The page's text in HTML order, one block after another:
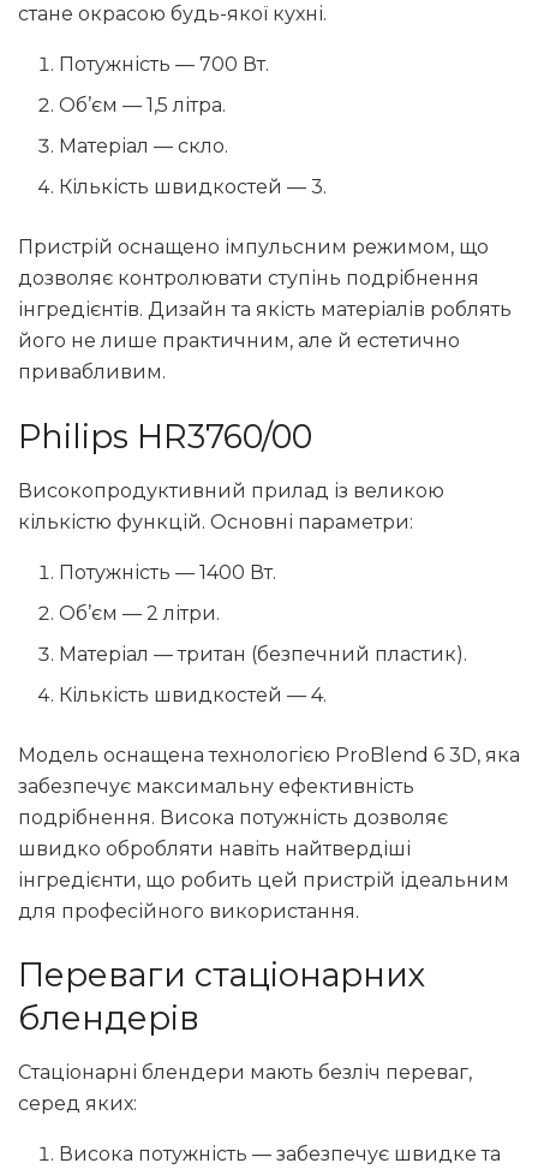
стане окрасою будь-якої кухні.
Потужність — 700 Вт.
Об’єм — 1,5 літра.
Матеріал — скло.
Кількість швидкостей — 3.
Пристрій оснащено імпульсним режимом, що
дозволяє контролювати ступінь подрібнення
інгредієнтів. Дизайн та якість матеріалів роблять
його не лише практичним, але й естетично
привабливим.
Philips HR3760/00
Високопродуктивний прилад із великою
кількістю функцій. Основні параметри:
Потужність — 1400 Вт.
Об’єм — 2 літри.
Матеріал — тритан (безпечний пластик).
Кількість швидкостей — 4.
Модель оснащена технологією ProBlend 6 3D, яка
забезпечує максимальну ефективність
подрібнення. Висока потужність дозволяє
швидко обробляти навіть найтвердіші
інгредієнти, що робить цей пристрій ідеальним
для професійного використання.
Переваги стаціонарних
блендерів
Стаціонарні блендери мають безліч переваг,
серед яких:
Висока потужність — забезпечує швидке та